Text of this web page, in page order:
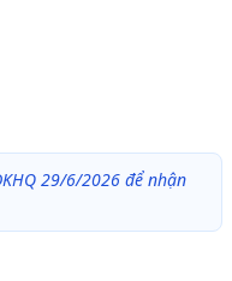
29/6/2026 để nhận